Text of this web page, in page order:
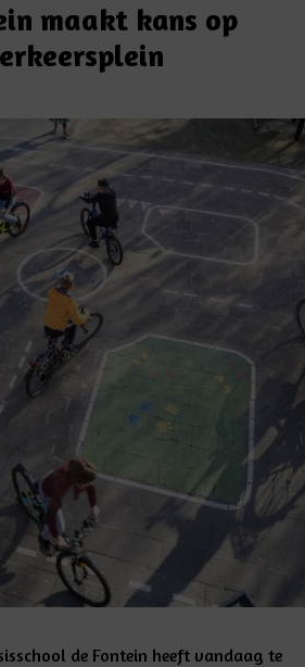
maakt kans op
de Fontein heeft vandaag te